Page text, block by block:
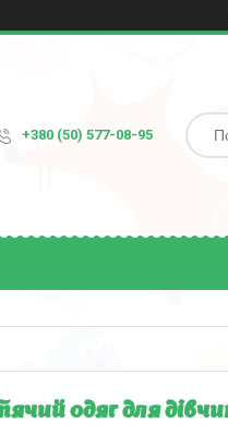
+380 (50) 577-08-95
одяг для